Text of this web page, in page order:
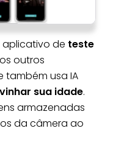
aplicativo de teste
outros
também usa IA
sua idade.
armazenadas
da câmera ao